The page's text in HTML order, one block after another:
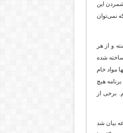
شمردن این
نمی‌توان
و از هر
شده
مواد خام
هیچ
برخی از
بیان شد